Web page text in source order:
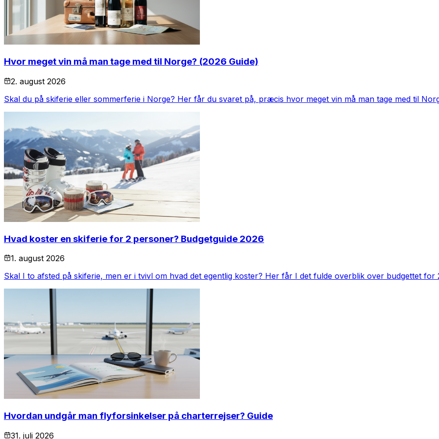
Hvor meget vin må man tage med til Norge? (2026 Guide)
2. august 2026
Skal du på skiferie eller sommerferie i Norge? Her får du svaret på, præcis hvor meget vin må man tage med til
Hvad koster en skiferie for 2 personer? Budgetguide 2026
1. august 2026
Skal I to afsted på skiferie, men er i tvivl om hvad det egentlig koster? Her får I det fulde overblik over budgettet for
Hvordan undgår man flyforsinkelser på charterrejser? Guide
31. juli 2026